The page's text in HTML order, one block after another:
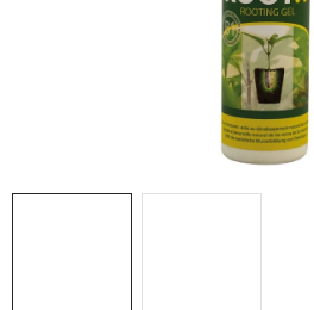
Kaufberatung
Datenschutzerklärung